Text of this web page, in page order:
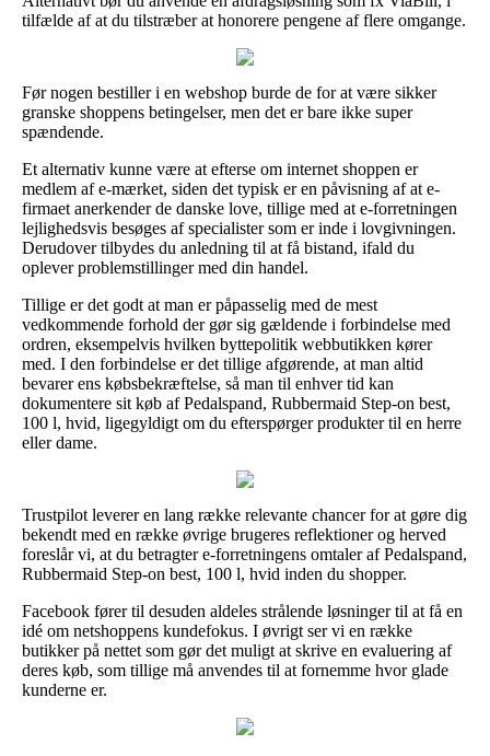
tilfælde af at du tilstræber at honorere pengene af flere omgange.
Før nogen bestiller i en webshop burde de for at være sikker
granske shoppens betingelser, men det er bare ikke super
spændende.
Et alternativ kunne være at efterse om internet shoppen er
medlem af e-mærket, siden det typisk er en påvisning af at e-
firmaet anerkender de danske love, tillige med at e-forretningen
lejlighedsvis besøges af specialister som er inde i lovgivningen.
Derudover tilbydes du anledning til at få bistand, ifald du
oplever problemstillinger med din handel.
Tillige er det godt at man er påpasselig med de mest
vedkommende forhold der gør sig gældende i forbindelse med
ordren, eksempelvis hvilken byttepolitik webbutikken kører
med. I den forbindelse er det tillige afgørende, at man altid
bevarer ens købsbekræftelse, så man til enhver tid kan
dokumentere sit køb af Pedalspand, Rubbermaid Step-on best,
100 l, hvid, ligegyldigt om du efterspørger produkter til en herre
eller dame.
Trustpilot leverer en lang række relevante chancer for at gøre dig
bekendt med en række øvrige brugeres reflektioner og herved
foreslår vi, at du betragter e-forretningens omtaler af Pedalspand,
Rubbermaid Step-on best, 100 l, hvid inden du shopper.
Facebook fører til desuden aldeles strålende løsninger til at få en
idé om netshoppens kundefokus. I øvrigt ser vi en række
butikker på nettet som gør det muligt at skrive en evaluering af
deres køb, som tillige må anvendes til at fornemme hvor glade
kunderne er.